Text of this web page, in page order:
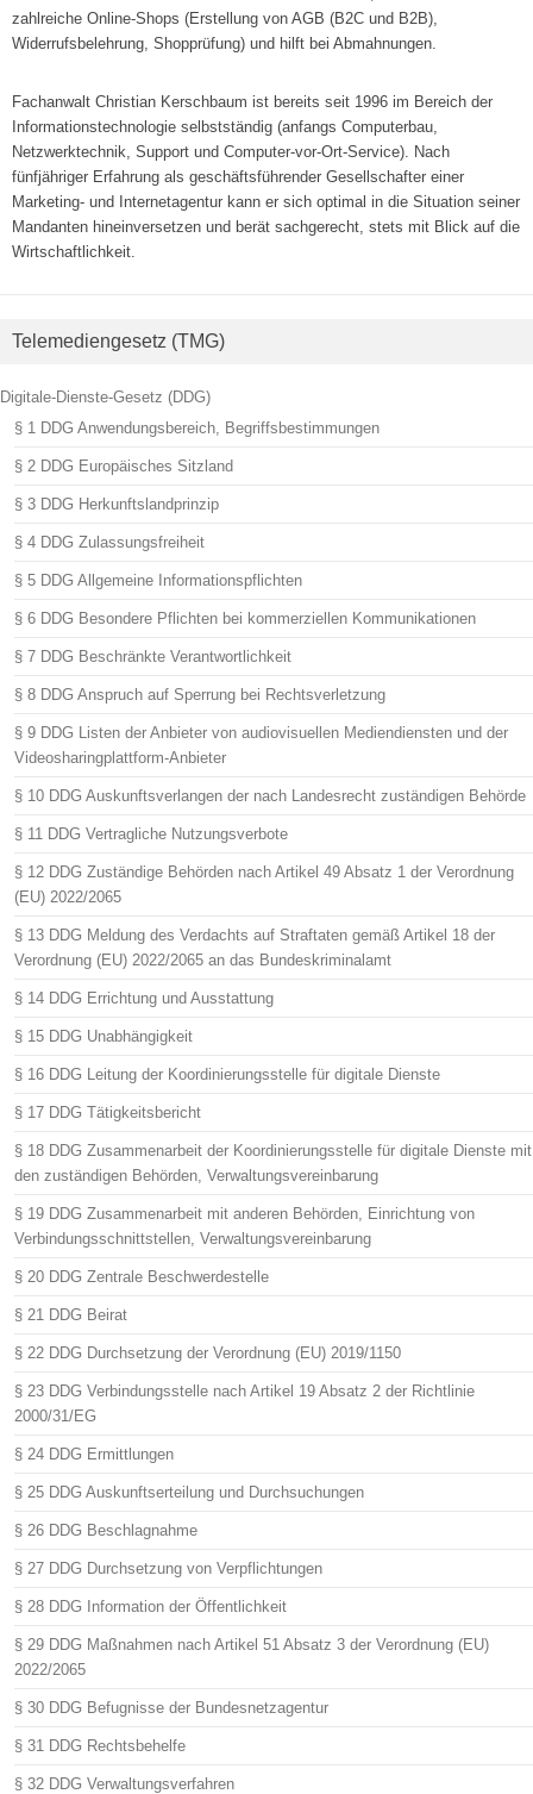
zahlreiche Online-Shops (Erstellung von AGB (B2C und B2B),
Widerrufsbelehrung, Shopprüfung) und hilft bei Abmahnungen.
Fachanwalt Christian Kerschbaum ist bereits seit 1996 im Bereich der
Informationstechnologie selbstständig (anfangs Computerbau,
Netzwerktechnik, Support und Computer-vor-Ort-Service). Nach
fünfjähriger Erfahrung als geschäftsführender Gesellschafter einer
Marketing- und Internetagentur kann er sich optimal in die Situation seiner
Mandanten hineinversetzen und berät sachgerecht, stets mit Blick auf die
Wirtschaftlichkeit.
Telemediengesetz (TMG)
Digitale-Dienste-Gesetz (DDG)
§ 1 DDG Anwendungsbereich, Begriffsbestimmungen
§ 2 DDG Europäisches Sitzland
§ 3 DDG Herkunftslandprinzip
§ 4 DDG Zulassungsfreiheit
§ 5 DDG Allgemeine Informationspflichten
§ 6 DDG Besondere Pflichten bei kommerziellen Kommunikationen
§ 7 DDG Beschränkte Verantwortlichkeit
§ 8 DDG Anspruch auf Sperrung bei Rechtsverletzung
§ 9 DDG Listen der Anbieter von audiovisuellen Mediendiensten und der
Videosharingplattform-Anbieter
§ 10 DDG Auskunftsverlangen der nach Landesrecht zuständigen Behörde
§ 11 DDG Vertragliche Nutzungsverbote
§ 12 DDG Zuständige Behörden nach Artikel 49 Absatz 1 der Verordnung
(EU) 2022/2065
§ 13 DDG Meldung des Verdachts auf Straftaten gemäß Artikel 18 der
Verordnung (EU) 2022/2065 an das Bundeskriminalamt
§ 14 DDG Errichtung und Ausstattung
§ 15 DDG Unabhängigkeit
§ 16 DDG Leitung der Koordinierungsstelle für digitale Dienste
§ 17 DDG Tätigkeitsbericht
§ 18 DDG Zusammenarbeit der Koordinierungsstelle für digitale Dienste mit
den zuständigen Behörden, Verwaltungsvereinbarung
§ 19 DDG Zusammenarbeit mit anderen Behörden, Einrichtung von
Verbindungsschnittstellen, Verwaltungsvereinbarung
§ 20 DDG Zentrale Beschwerdestelle
§ 21 DDG Beirat
§ 22 DDG Durchsetzung der Verordnung (EU) 2019/1150
§ 23 DDG Verbindungsstelle nach Artikel 19 Absatz 2 der Richtlinie
2000/31/EG
§ 24 DDG Ermittlungen
§ 25 DDG Auskunftserteilung und Durchsuchungen
§ 26 DDG Beschlagnahme
§ 27 DDG Durchsetzung von Verpflichtungen
§ 28 DDG Information der Öffentlichkeit
§ 29 DDG Maßnahmen nach Artikel 51 Absatz 3 der Verordnung (EU)
2022/2065
§ 30 DDG Befugnisse der Bundesnetzagentur
§ 31 DDG Rechtsbehelfe
§ 32 DDG Verwaltungsverfahren